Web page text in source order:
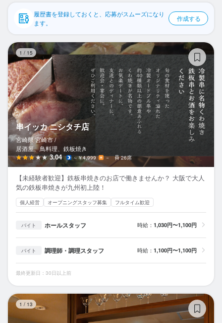
履歴書を登録しておくと、応募がスムーズになり
ます。
作成する
1 / 15
串イッカ ニシタチ店
宮崎県 宮崎市 /
居酒屋、鳥料理、鉄板焼き
3.04 ～￥4,999 － 26席
【未経験者歓迎】鉄板串焼きのお店で働きませんか？ 大阪で大人
気の鉄板串焼きが九州初上陸！
個人経営 オープニングスタッフ募集 フルタイム歓迎
バイト ホールスタッフ 時給： 1,030円〜1,100円
バイト 調理師・調理スタッフ 時給： 1,100円〜1,100円
最終更新日：30日以上前
1 / 13